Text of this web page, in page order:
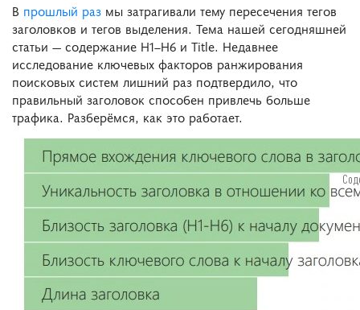
В прошлый раз мы затрагивали тему пересечения тегов
заголовков и тегов выделения. Тема нашей сегодняшней
статьи — содержание H1–H6 и Title. Недавнее
исследование ключевых факторов ранжирования
поисковых систем лишний раз подтвердило, что
правильный заголовок способен привлечь больше
трафика. Разберёмся, как это работает.